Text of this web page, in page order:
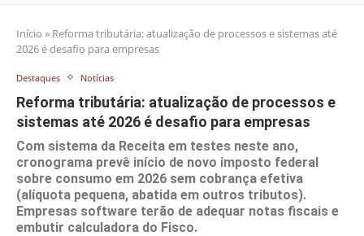
Início » Reforma tributária: atualização de processos e sistemas até
2026 é desafio para empresas
Destaques Notícias
Reforma tributária: atualização de processos e
sistemas até 2026 é desafio para empresas
Com sistema da Receita em testes neste ano,
cronograma prevê início de novo imposto federal
sobre consumo em 2026 sem cobrança efetiva
(alíquota pequena, abatida em outros tributos).
Empresas software terão de adequar notas fiscais e
embutir calculadora do Fisco.